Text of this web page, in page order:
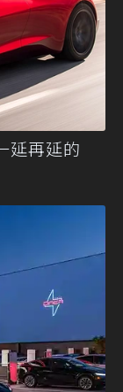
延再延的